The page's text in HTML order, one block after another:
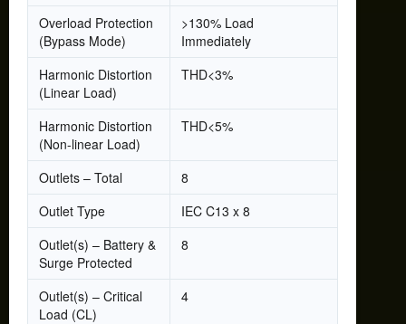
Overload Protection
(Bypass Mode)
>130% Load
Immediately
Harmonic Distortion
(Linear Load)
THD<3%
Harmonic Distortion
(Non-linear Load)
THD<5%
Outlets – Total
8
Outlet Type
IEC C13 x 8
Outlet(s) – Battery &
Surge Protected
8
Outlet(s) – Critical
Load (CL)
4